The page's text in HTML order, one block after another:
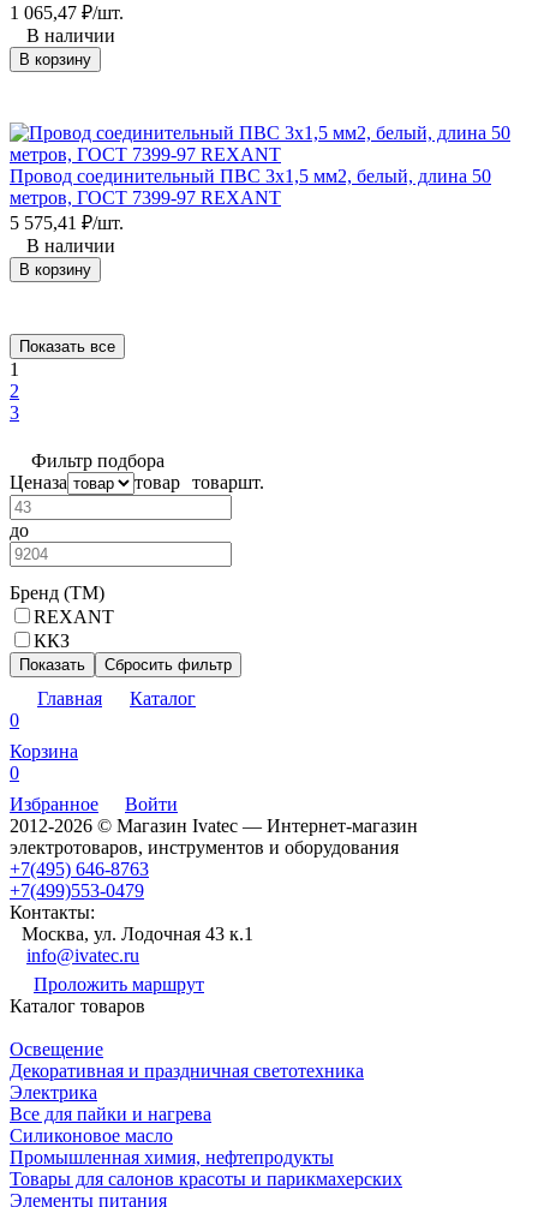
1 065,47 ₽/шт.
В наличии
В корзину
Провод соединительный ПВС 3x1,5 мм2, белый, длина 50
метров, ГОСТ 7399-97 REXANT
5 575,41 ₽/шт.
В наличии
В корзину
Показать все
1
2
3
Фильтр подбора
Ценаза товар товаршт.
до
Бренд (ТМ)
REXANT
ККЗ
Показать Сбросить фильтр
Главная
Каталог
0
Корзина
0
Избранное
Войти
2012-2026 © Магазин Ivatec — Интернет-магазин
электротоваров, инструментов и оборудования
+7(495) 646-8763
+7(499)553-0479
Контакты:
Москва, ул. Лодочная 43 к.1
info@ivatec.ru
Проложить маршрут
Каталог товаров
Освещение
Декоративная и праздничная светотехника
Электрика
Все для пайки и нагрева
Силиконовое масло
Промышленная химия, нефтепродукты
Товары для салонов красоты и парикмахерских
Элементы питания